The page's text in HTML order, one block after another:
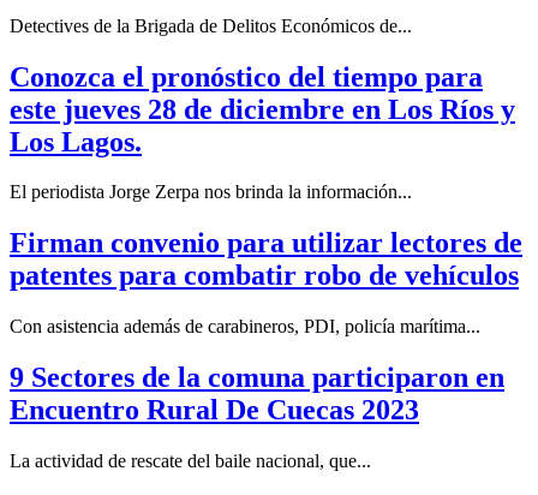
Detectives de la Brigada de Delitos Económicos de...
Conozca el pronóstico del tiempo para
este jueves 28 de diciembre en Los Ríos y
Los Lagos.
El periodista Jorge Zerpa nos brinda la información...
Firman convenio para utilizar lectores de
patentes para combatir robo de vehículos
Con asistencia además de carabineros, PDI, policía marítima...
9 Sectores de la comuna participaron en
Encuentro Rural De Cuecas 2023
La actividad de rescate del baile nacional, que...